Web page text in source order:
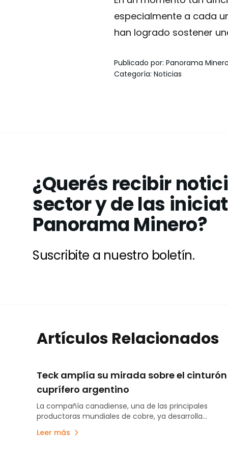
especialmente a cada
han logrado sostener
Publicado por: Panorama
Categoría: Noticias
¿Querés recibir
sector y de las
Panorama Minero?
Suscribite a nuestro boletín.
Artículos Relacionados
Teck amplía su mirada sobre el cinturón
cuprífero argentino
La compañía canadiense, una de las principales
productoras mundiales de cobre, ya desarrolla
exploración en San Juan y ahora inició un
acercamiento institucional con Mendoza. La visita
Leer más